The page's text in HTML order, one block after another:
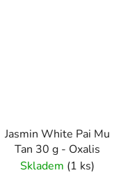
Jasmin White Pai Mu
Tan 30 g - Oxalis
Skladem (1 ks)